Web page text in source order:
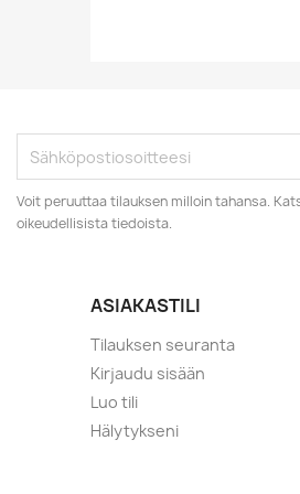
Voit peruuttaa tilauksen milloin tahansa.
oikeudellisista tiedoista.
ASIAKASTILI
Tilauksen seuranta
Kirjaudu sisään
Luo tili
Hälytykseni